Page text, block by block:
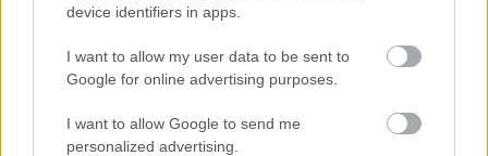
device identifiers in apps.
I want to allow my user data to be sent to
Google for online advertising purposes.
I want to allow Google to send me
personalized advertising.